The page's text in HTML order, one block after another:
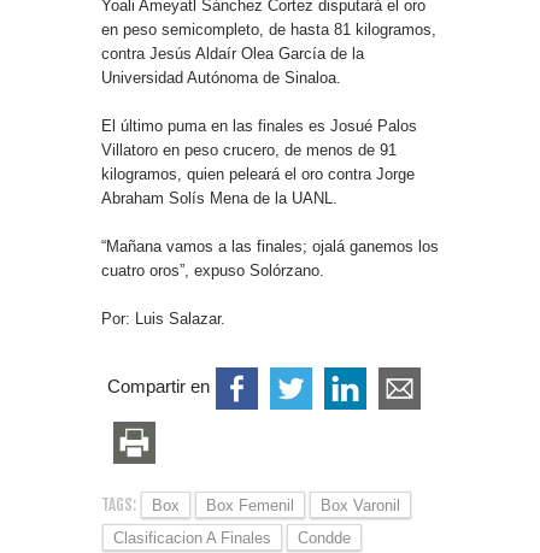
Yoali Ameyatl Sánchez Cortez disputará el oro
en peso semicompleto, de hasta 81 kilogramos,
contra Jesús Aldaír Olea García de la
Universidad Autónoma de Sinaloa.
El último puma en las finales es Josué Palos
Villatoro en peso crucero, de menos de 91
kilogramos, quien peleará el oro contra Jorge
Abraham Solís Mena de la UANL.
“Mañana vamos a las finales; ojalá ganemos los
cuatro oros”, expuso Solórzano.
Por: Luis Salazar.
Compartir en
TAGS: Box Box Femenil
Box Varonil
Clasificacion A Finales
Condde